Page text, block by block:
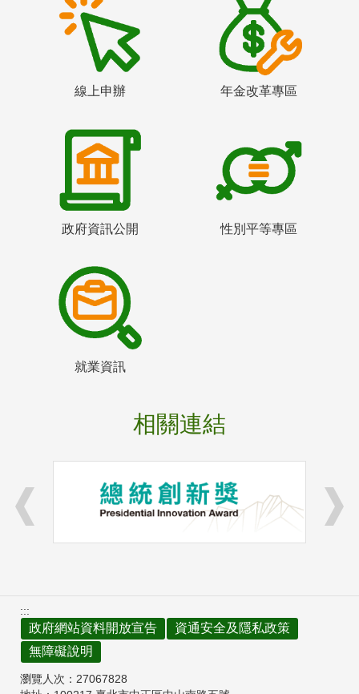
線上申辦 年金改革專區
政府資訊公開 性別平等專區
就業資訊
相關連結
:::
政府網站資料開放宣告
資通安全及隱私政策
無障礙說明
瀏覽人次： 27067828